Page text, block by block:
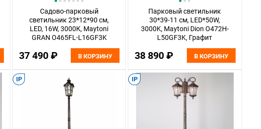
Садово-парковый
светильник 23*12*90 см,
LED, 16W, 3000К, Maytoni
GRAN O465FL-L16GF3K
37 490 ₽ В КОРЗИНУ
Парковый светильник
30*39-11 см, LED*50W,
3000K, Maytoni Dion O472H-
L50GF3K, Графит
38 890 ₽ В КОРЗИНУ
IP IP